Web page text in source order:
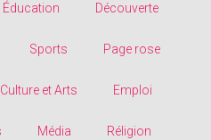
Éducation Découverte
Sports Page rose
Culture et Arts Emploi
Média Réligion